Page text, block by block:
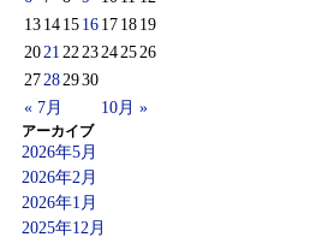
« 7月 10月 »
13 14 15 16 17 18 19
2021 2223242526
27282930
アーカイブ
2026年5月
2026年2月
2026年1月
2025年12月